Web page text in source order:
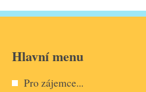
Hlavní menu
Pro zájemce...